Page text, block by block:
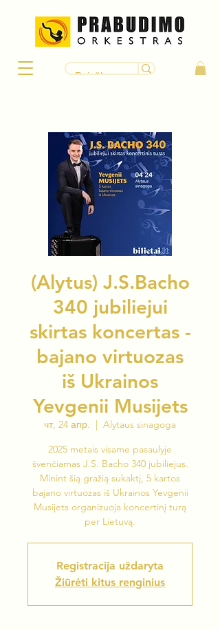
(Alytus) J.S.Bacho
340 jubiliejui
skirtas koncertas -
bajano virtuozas
iš Ukrainos
Yevgenii Musijets
чт, 24 апр.
Alytaus sinagoga
2025 metais visame pasaulyje
švenčiamas J.S. Bacho 340 jubiliejus.
Minint šią gražią sukaktį, 5 kartos
bajano virtuozas iš Ukrainos Yevgenii
Musijets organizuoja koncertinį turą
per Lietuvą.
Registracija uždaryta
Žiūrėti kitus renginius